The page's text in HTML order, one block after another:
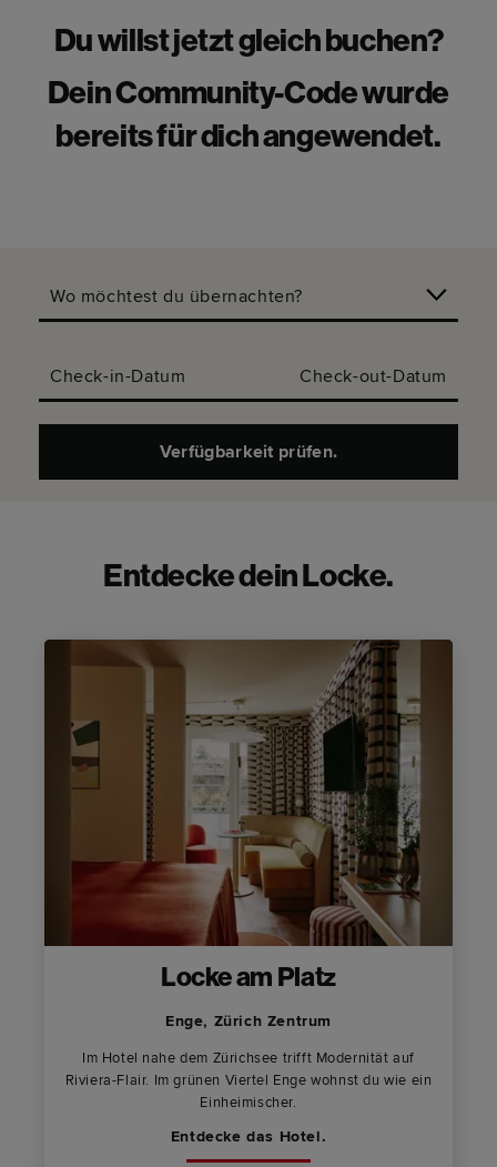
Du willst jetzt gleich buchen?
Dein Community-Code wurde
bereits für dich angewendet.
Wo möchtest du übernachten?
Check-in-Datum Check-out-Datum
Verfügbarkeit prüfen.
Entdecke dein Locke.
Locke am Platz
Enge, Zürich Zentrum
Im Hotel nahe dem Zürichsee trifft Modernität auf
Riviera-Flair. Im grünen Viertel Enge wohnst du wie ein
Einheimischer.
Entdecke das Hotel.